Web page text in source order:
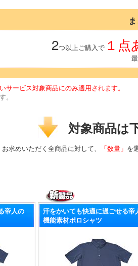
2つ以上ご購入で １点
サービス対象商品にのみ適用されます。
。
対象商品は
お求めいただく全商品に対して、 「数量」 を
帝人の
汗をかいても快適に過ごせる帝
機能素材ポロシャツ